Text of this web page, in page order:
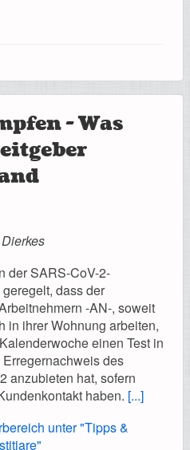
- Was
der SARS-CoV-2-
dass der
-AN-, soweit
in ihrer Wohnung arbeiten,
einen Test in
des
anzubieten hat, sofern
haben. [...]
unter "Tipps &